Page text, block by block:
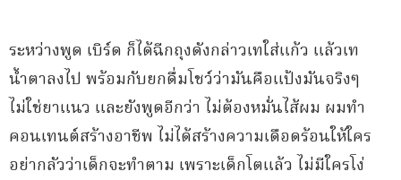
ระหว่างพูด เบิร์ด ก็ได้ฉีกถุงดังกล่าวเทใส่แก้ว แล้วเท
น้ำตาลงไป พร้อมกับยกดื่มโชว์ว่ามันคือแป้งมันจริงๆ
ไม่ใช่ยาแนว และยังพูดอีกว่า ไม่ต้องหมั่นไส้ผม ผมทำ
คอนเทนต์สร้างอาชีพ ไม่ได้สร้างความเดือดร้อนให้ใคร
อย่ากลัวว่าเด็กจะทำตาม เพราะเด็กโตแล้ว ไม่มีใครโง่